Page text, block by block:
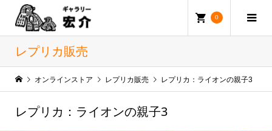
0
レプリカ販売
オンラインストア レプリカ販売 レプリカ：ライオンの親子3
レプリカ：ライオンの親子3